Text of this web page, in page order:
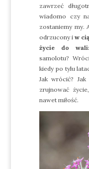
zawrzeć
wiadomo czy
zostaniemy my.
odrzucony i w
życie do
samolotu?
kiedy po tylu
Jak wrócić?
zrujnować
nawet miłość.